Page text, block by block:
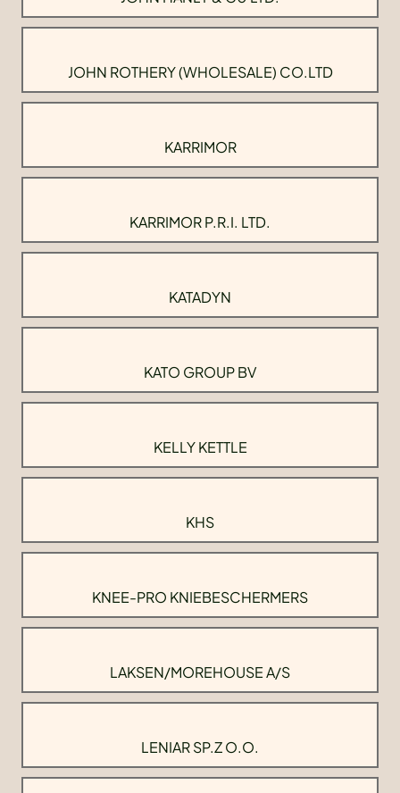
JOHN ROTHERY (WHOLESALE) CO.LTD
KARRIMOR
KARRIMOR P.R.I. LTD.
KATADYN
KATO GROUP BV
KELLY KETTLE
KHS
KNEE-PRO KNIEBESCHERMERS
LAKSEN/MOREHOUSE A/S
LENIAR SP.Z O.O.